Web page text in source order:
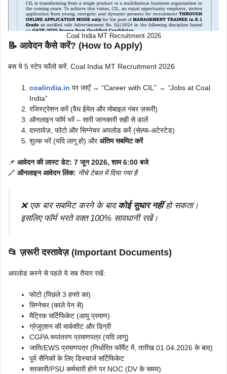
Coal India MT Recruitment 2026
📝 आवेदन कैसे करें? (How to Apply)
बस ये 5 स्टेप फॉलो करें: Coal India MT Recruitment 2026
coalindia.in पर जाएँ → “Career with CIL” → “Jobs at Coal
India”
रजिस्ट्रेशन करें (वैध ईमेल और मोबाइल नंबर ज़रूरी)
ऑनलाइन फॉर्म भरें – सारी जानकारी सही से डालें
दस्तावेज़, फोटो और सिग्नेचर अपलोड करें (सेल्फ-अटेस्टेड)
शुल्क भरें (यदि लागू हो) औरअंतिम सबमिट करें
📌 आवेदन की लास्ट डेट: 7 जून 2026, शाम 6:00 बजे
🔗 ऑनलाइन आवेदन लिंक: नीचे टेबल में दिया गया है
❌ एक बार सबमिट करने के बादकोई सुधार नहींहो सकता।
इसलिए फॉर्म भरते वक्त 100% सावधानी रखें।
📂 ज़रूरी दस्तावेज़ (Important Documents)
अपलोड करने से पहले ये सब तैयार रखें:
फोटो (पिछले 3 हफ्ते का)
सिग्नेचर (काले पेन से)
मैट्रिक सर्टिफिकेट (आयु प्रमाण)
ग्रेजुएशन की मार्कशीट और डिग्री
CGPA रूपांतरण प्रमाणपत्र (यदि लागू)
जाति/EWS प्रमाणपत्र (निर्धारित फॉर्मेट में, तारीख 01.04.2026 के बाद)
पूर्व सैनिकों के लिए डिस्चार्ज सर्टिफिकेट
सरकारी/PSU कर्मचारी होने पर NOC (DV के समय)